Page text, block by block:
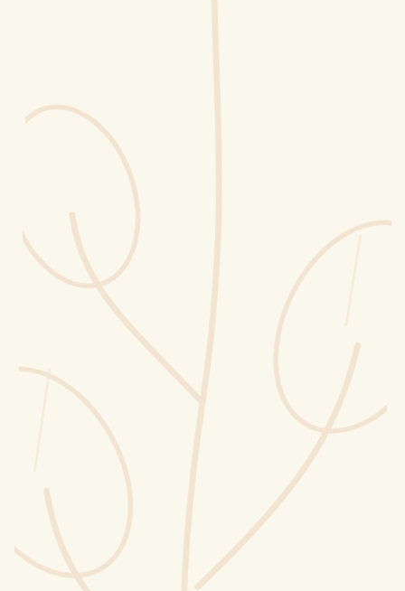
Sammelkalender
Blüten-Finder
Phänologie-Radar
Vogelstimmen
Gartenplaner
Challenges
Wusstest du?
Sammlungen
Selber machen